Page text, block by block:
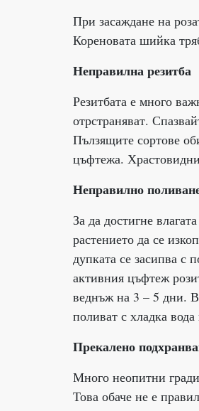
При засаждане на
Кореновата шийка
Неправилна резитба
Резитбата е много
отрстраняват.
Пълзящите сортове
цъфтежа.
Неправилно
За да достигне
растението да се
дупката се засипва с
активния цъфтеж
веднъж на 3 – 5 дни. В
поливат с хладка
Прекалено
Много неопитни
Това обаче не е